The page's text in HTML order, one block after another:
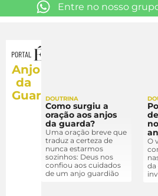
Entre no nosso
Anjo
da
GuardaDOUTRINA
Como surgiu a
oração aos anjos
da guarda?
Uma oração breve que
traduz a certeza de
nunca estarmos
sozinhos: Deus nos
confiou aos cuidados
de um anjo guardião
O
da